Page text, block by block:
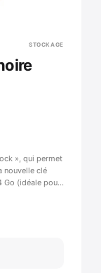
STOCKAGE
», qui permet
nouvelle clé
Go (idéale pour